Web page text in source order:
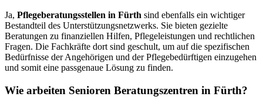
Ja, Pflegeberatungsstellen in Fürth sind ebenfalls ein wichtiger
Bestandteil des Unterstützungsnetzwerks. Sie bieten gezielte
Beratungen zu finanziellen Hilfen, Pflegeleistungen und rechtlichen
Fragen. Die Fachkräfte dort sind geschult, um auf die spezifischen
Bedürfnisse der Angehörigen und der Pflegebedürftigen einzugehen
und somit eine passgenaue Lösung zu finden.
Wie arbeiten Senioren Beratungszentren in Fürth?